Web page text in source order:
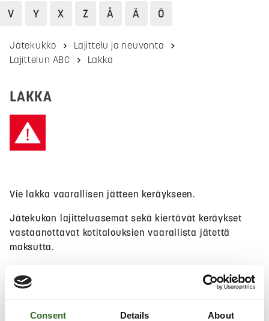
Consent Details About
V
Y X Z Å Ä Ö
Jätekukko
Lajittelu ja neuvonta
Lajittelun ABC
Lakka
LAKKA
Vie lakka vaarallisen jätteen keräykseen.
Jätekukon lajitteluasemat sekä kiertävät keräykset
vastaanottavat kotitalouksien vaarallista jätettä
maksutta.